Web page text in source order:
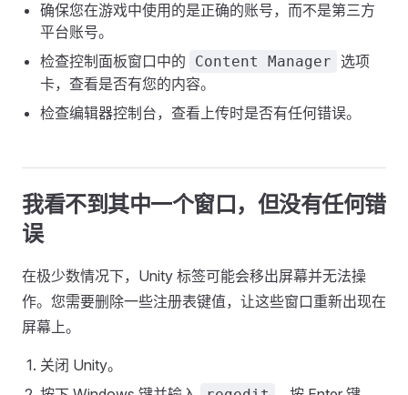
确保您在游戏中使用的是正确的账号，而不是第三方
平台账号。
检查控制面板窗口中的
Content Manager
选项
卡，查看是否有您的内容。
检查编辑器控制台，查看上传时是否有任何错误。
我看不到其中一个窗口，但没有任何错
误
在极少数情况下，Unity 标签可能会移出屏幕并无法操
作。您需要删除一些注册表键值，让这些窗口重新出现在
屏幕上。
关闭 Unity。